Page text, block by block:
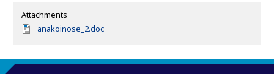
Attachments
D
u
anakoinose_2.doc